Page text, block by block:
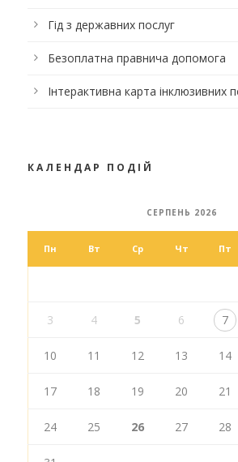
Гід з державних послуг
Безоплатна правнича допомога
Інтерактивна карта інклюзивних
КАЛЕНДАР ПОДІЙ
СЕРПЕНЬ 2026
Пн Вт Ср Чт Пт
3 4 5 6 7
10 11 12 13 14
17 18 19 20 21
24 25 26 27 28